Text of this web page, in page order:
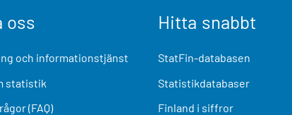
oss
och informationstjänst
statistik
(FAQ)
Hitta snabbt
StatFin-databasen
Statistikdatabaser
Finland i siffror